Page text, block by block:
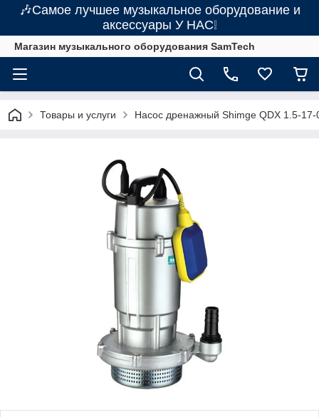
🎶Самое лучшее музыкальное оборудование и
аксессуары У НАС❕
Магазин музыкального оборудования SamTech
Товары и услуги Насос дренажный Shimge QDX 1.5-17-